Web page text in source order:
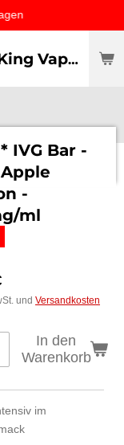
Dampftown SmoKing Vapor specialist & CO / VAPE ONLY THE BEST
IVG Bar -
-
ml
und Versandkosten
In den
Warenkorb
im